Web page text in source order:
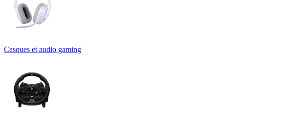
Casques et audio gaming